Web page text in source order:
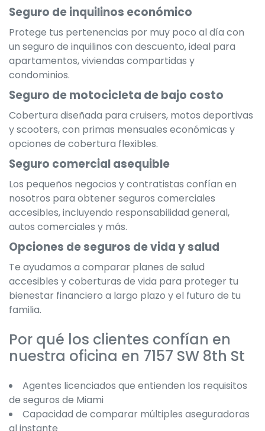
Seguro de inquilinos económico
Protege tus pertenencias por muy poco al día con
un seguro de inquilinos con descuento, ideal para
apartamentos, viviendas compartidas y
condominios.
Seguro de motocicleta de bajo costo
Cobertura diseñada para cruisers, motos deportivas
y scooters, con primas mensuales económicas y
opciones de cobertura flexibles.
Seguro comercial asequible
Los pequeños negocios y contratistas confían en
nosotros para obtener seguros comerciales
accesibles, incluyendo responsabilidad general,
autos comerciales y más.
Opciones de seguros de vida y salud
Te ayudamos a comparar planes de salud
accesibles y coberturas de vida para proteger tu
bienestar financiero a largo plazo y el futuro de tu
familia.
Por qué los clientes confían en
nuestra oficina en 7157 SW 8th St
Agentes licenciados que entienden los requisitos
de seguros de Miami
Capacidad de comparar múltiples aseguradoras